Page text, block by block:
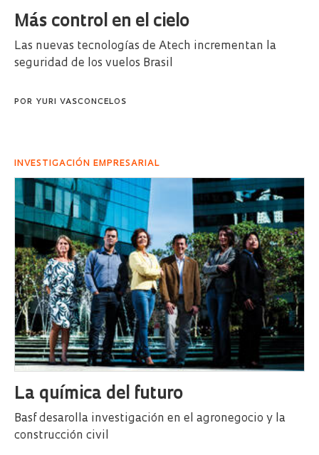
Más control en el cielo
Las nuevas tecnologías de Atech incrementan la
seguridad de los vuelos Brasil
POR YURI VASCONCELOS
INVESTIGACIÓN EMPRESARIAL
La química del futuro
Basf desarolla investigación en el agronegocio y la
construcción civil